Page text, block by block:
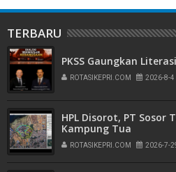
TERBARU
PKSS Gaungkan
ROTASIKEPRI.COM 2026-8-4
HPL Disorot, PT Sosor
Kampung Tua
ROTASIKEPRI.COM 2026-7-